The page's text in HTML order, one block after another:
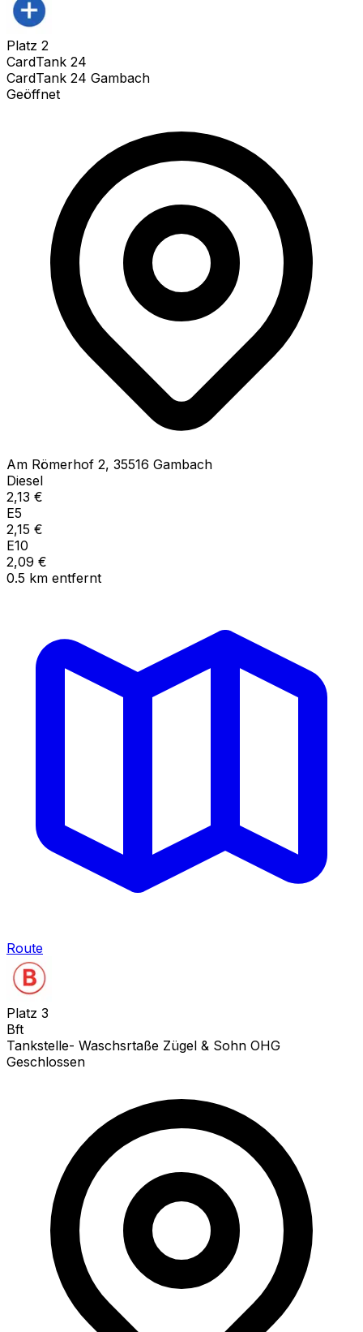
Platz 2
CardTank 24
CardTank 24 Gambach
Geöffnet
Am Römerhof 2, 35516 Gambach
Diesel
2,13 €
E5
2,15 €
E10
2,09 €
0.5 km entfernt
Route
Platz 3
Bft
Tankstelle- Waschsrtaße Zügel & Sohn OHG
Geschlossen